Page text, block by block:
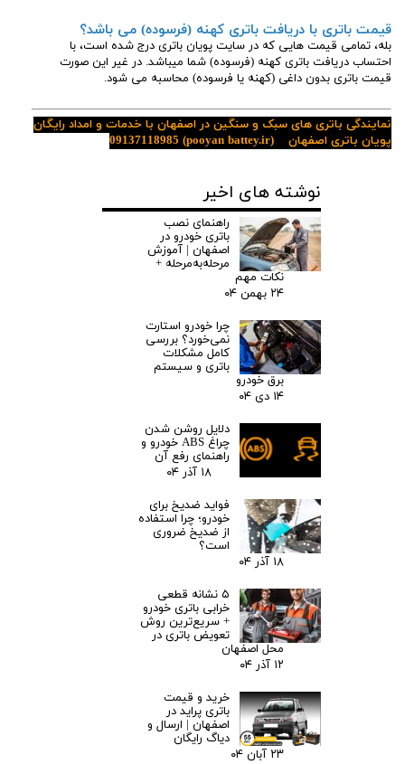
قیمت باتری با دریافت باتری کهنه (فرسوده) می باشد؟
بله، تمامی قیمت هایی که در سایت پویان باتری درج شده است، با
احتساب دریافت باتری کهنه (فرسوده) شما میباشد. در غیر این صورت
قیمت باتری بدون داغی (کهنه یا فرسوده) محاسبه می شود.
نمایندگی باتری های سبک و سنگین در اصفهان با خدمات و امداد رایگان
پویان باتری اصفهان
(pooyan battey.ir)
09137118985
نوشته های اخیر
راهنمای نصب
باتری خودرو در
اصفهان | آموزش
مرحله‌به‌مرحله +
نکات مهم
۲۴ بهمن ۰۴
چرا خودرو استارت
نمی‌خورد؟ بررسی
کامل مشکلات
باتری و سیستم
برق خودرو
۱۴ دی ۰۴
دلایل روشن شدن
چراغ ABS خودرو و
راهنمای رفع آن
۱۸ آذر ۰۴
فواید ضدیخ برای
خودرو؛ چرا استفاده
از ضدیخ ضروری
است؟
۱۸ آذر ۰۴
۵ نشانه قطعی
خرابی باتری خودرو
+ سریع‌ترین روش
تعویض باتری در
محل اصفهان
۱۲ آذر ۰۴
خرید و قیمت
باتری پراید در
اصفهان | ارسال و
دیاگ رایگان
۲۳ آبان ۰۴